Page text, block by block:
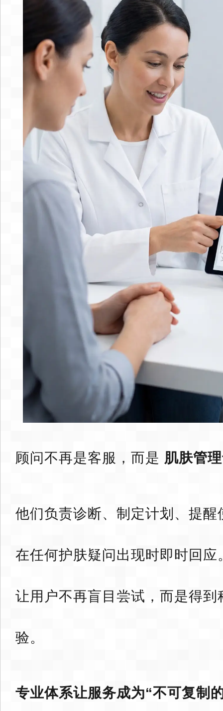
顾问不再是客服，而是 肌肤管
他们负责诊断、制定计划、提
在任何护肤疑问出现时即时回
让用户不再盲目尝试，而是得
验。
专业体系让服务成为“不可复制